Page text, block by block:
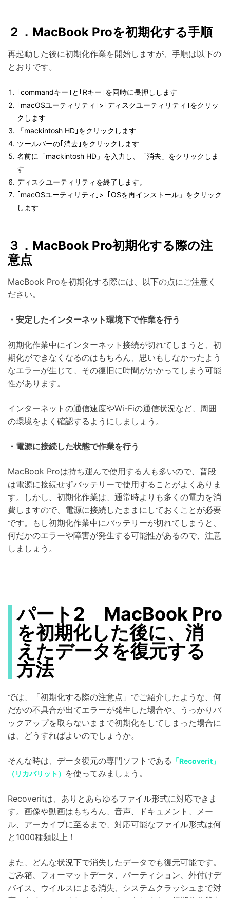
２．MacBook Proを初期化する手順
再起動した後に初期化作業を開始しますが、手順は以下の
とおりです。
｢commandキー｣と｢Rキー｣を同時に長押しします
｢macOSユーティリティ｣>｢ディスクユーティリティ｣をクリッ
クします
「mackintosh HD｣をクリックします
ツールバーの｢消去｣をクリックします
名前に「mackintosh HD」を入力し、「消去」をクリックしま
す
ディスクユーティリティを終了します。
｢macOSユーティリティ｣>「OSを再インストール」をクリック
します
３．MacBook Pro初期化する際の注
意点
MacBook Proを初期化する際には、以下の点にご注意く
ださい。
・安定したインターネット環境下で作業を行う
初期化作業中にインターネット接続が切れてしまうと、初
期化ができなくなるのはもちろん、思いもしなかったよう
なエラーが生じて、その復旧に時間がかかってしまう可能
性があります。
インターネットの通信速度やWi-Fiの通信状況など、周囲
の環境をよく確認するようにしましょう。
・電源に接続した状態で作業を行う
MacBook Proは持ち運んで使用する人も多いので、普段
は電源に接続せずバッテリーで使用することがよくありま
す。しかし、初期化作業は、通常時よりも多くの電力を消
費しますので、電源に接続したままにしておくことが必要
です。もし初期化作業中にバッテリーが切れてしまうと、
何だかのエラーや障害が発生する可能性があるので、注意
しましょう。
パート2 MacBook Pro
を初期化した後に、消
えたデータを復元する
方法
では、「初期化する際の注意点」でご紹介したような、何
だかの不具合が出てエラーが発生した場合や、うっかりバ
ックアップを取らないままで初期化をしてしまった場合に
は、どうすればよいのでしょうか。
そんな時は、データ復元の専門ソフトである 「Recoverit」
（リカバリット） を使ってみましょう。
Recoveritは、ありとあらゆるファイル形式に対応できま
す。画像や動画はもちろん、音声、ドキュメント、メー
ル、アーカイブに至るまで、対応可能なファイル形式は何
と1000種類以上！
また、どんな状況下で消失したデータでも復元可能です。
ごみ箱、フォーマットデータ、パーティション、外付けデ
バイス、ウイルスによる消失、システムクラッシュまで対